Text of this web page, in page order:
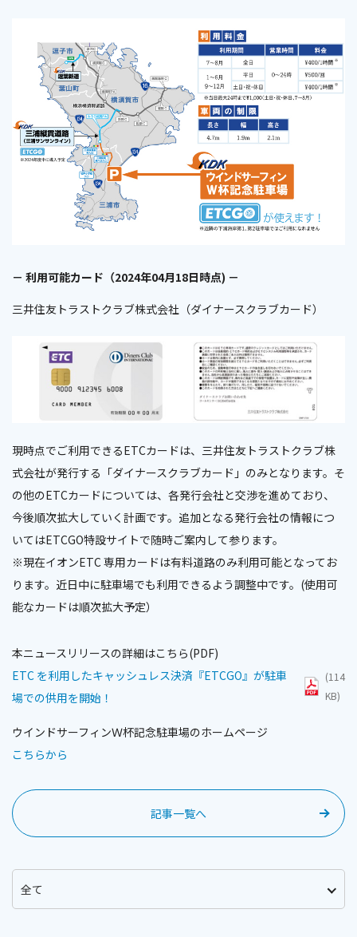
－ 利用可能カード（2024年04月18日時点) －
三井住友トラストクラブ株式会社（ダイナースクラブカード）
現時点でご利用できるETCカードは、三井住友トラストクラブ株
式会社が発行する「ダイナースクラブカード」のみとなります。そ
の他のETCカードについては、各発行会社と交渉を進めており、
今後順次拡大していく計画です。追加となる発行会社の情報につ
いてはETCGO特設サイトで随時ご案内して参ります。
※現在イオンETC 専用カードは有料道路のみ利用可能となってお
ります。近日中に駐車場でも利用できるよう調整中です。(使用可
能なカードは順次拡大予定）
本ニュースリリースの詳細はこちら(PDF)
ETC を利用したキャッシュレス決済『ETCGO』が駐車
場での供用を開始！
(114
KB)
ウインドサーフィンＷ杯記念駐車場のホームページ
こちらから
記事一覧へ